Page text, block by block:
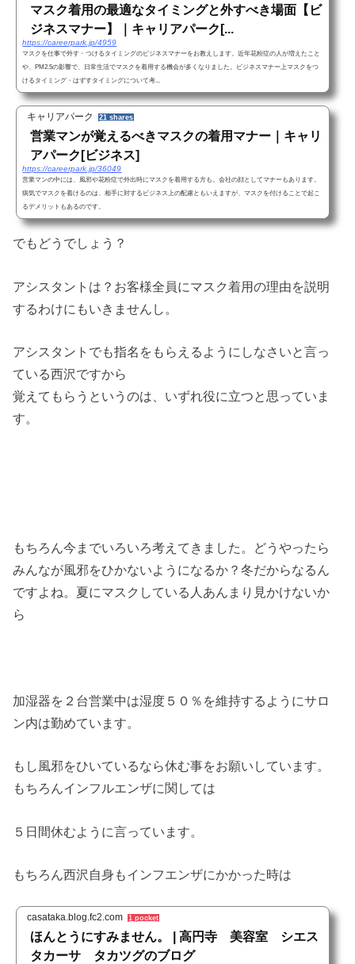
マスク着用の最適なタイミングと外すべき場面【ビ
ジネスマナー】｜キャリアパーク[...
https://careerpark.jp/4959
マスクを仕事で外す・つけるタイミングのビジネスマナーをお教えします。近年花粉症の人が増えたこと
や、PM2.5の影響で、日常生活でマスクを着用する機会が多くなりました。ビジネスマナー上マスクをつ
けるタイミング・はずすタイミングについて考...
キャリアパーク 21 shares
営業マンが覚えるべきマスクの着用マナー｜キャリ
アパーク[ビジネス]
https://careerpark.jp/36049
営業マンの中には、風邪や花粉症で外出時にマスクを着用する方も。会社の顔としてマナーもあります。
病気でマスクを着けるのは、相手に対するビジネス上の配慮ともいえますが、マスクを付けることで起こ
るデメリットもあるのです。
でもどうでしょう？
アシスタントは？お客様全員にマスク着用の理由を説明
するわけにもいきませんし。
アシスタントでも指名をもらえるようにしなさいと言っ
ている西沢ですから
覚えてもらうというのは、いずれ役に立つと思っていま
す。
もちろん今までいろいろ考えてきました。どうやったら
みんなが風邪をひかないようになるか？冬だからなるん
ですよね。夏にマスクしている人あんまり見かけないか
ら
加湿器を２台営業中は湿度５０％を維持するようにサロ
ン内は勤めています。
もし風邪をひいているなら休む事をお願いしています。
もちろんインフルエンザに関しては
５日間休むように言っています。
もちろん西沢自身もインフエンザにかかった時は
casataka.blog.fc2.com 1 pocket
ほんとうにすみません。 | 高円寺 美容室 シエス
タカーサ タカツグのブログ